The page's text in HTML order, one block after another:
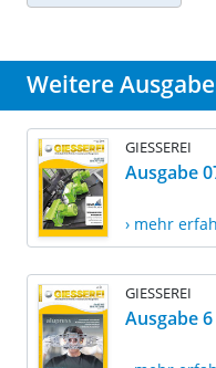
Weitere
GIESSEREI
Ausgabe
› mehr
GIESSEREI
Ausgabe